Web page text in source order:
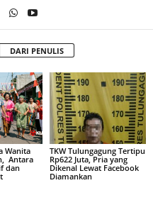
DARI PENULIS
Wanita
Antara
dan
TKW Tulungagung Tertipu
Rp622 Juta, Pria yang
Dikenal Lewat Facebook
Diamankan